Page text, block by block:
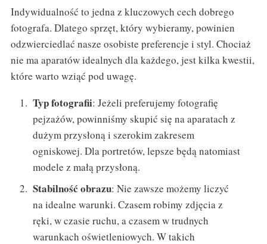
Indywidualność to jedna z kluczowych cech dobrego
fotografa. Dlatego sprzęt, który wybieramy, powinien
odzwierciedlać nasze osobiste preferencje i styl. Chociaż
nie ma aparatów idealnych dla każdego, jest kilka kwestii,
które warto wziąć pod uwagę.
Typ fotografii: Jeżeli preferujemy fotografię
pejzażów, powinniśmy skupić się na aparatach z
dużym przysłoną i szerokim zakresem
ogniskowej. Dla portretów, lepsze będą natomiast
modele z małą przysłoną.
Stabilność obrazu: Nie zawsze możemy liczyć
na idealne warunki. Czasem robimy zdjęcia z
ręki, w czasie ruchu, a czasem w trudnych
warunkach oświetleniowych. W takich